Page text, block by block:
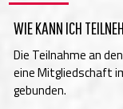
WIE KANN ICH
Die Teilnahme an
eine Mitgliedschaft
gebunden.